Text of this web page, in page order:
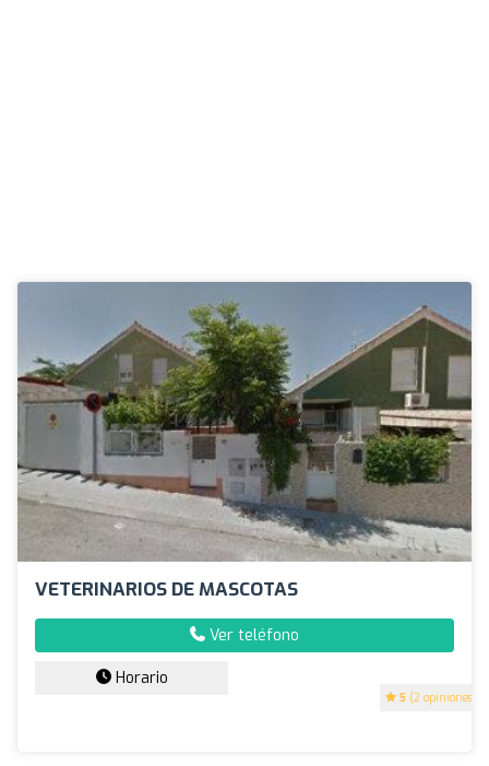
VETERINARIOS DE MASCOTAS
5 (2 opiniones)
Ver teléfono
Horario